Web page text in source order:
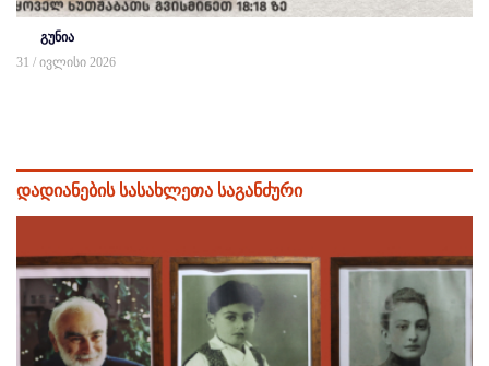
გუნია
31 / ივლისი 2026
დადიანების სასახლეთა საგანძური